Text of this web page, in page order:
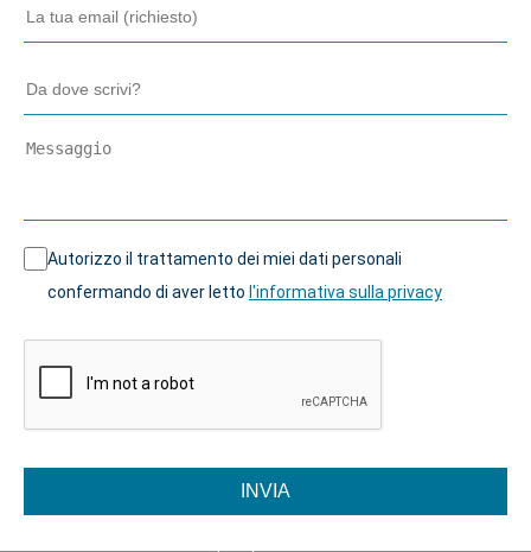
Autorizzo il trattamento dei miei dati personali
confermando di aver letto l'informativa sulla privacy
INVIA